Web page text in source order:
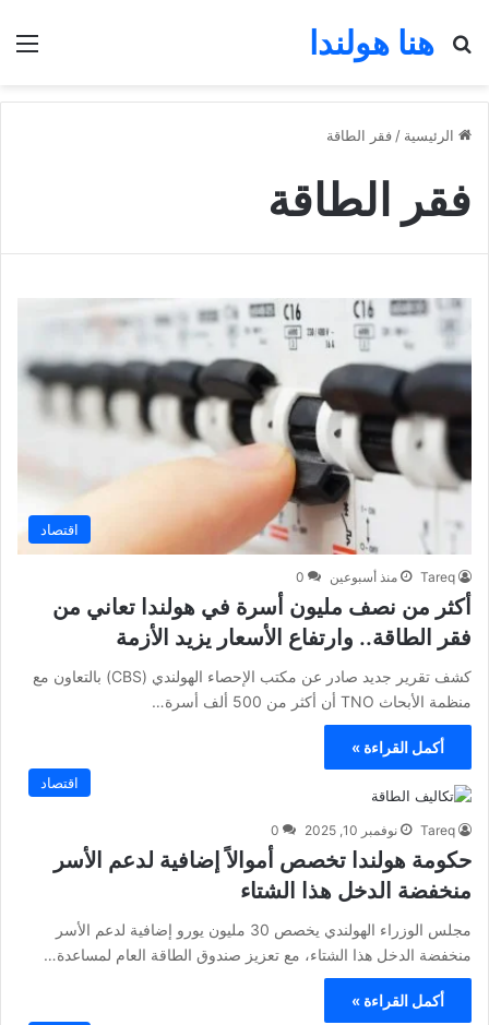
هنا هولندا
بحث عن
الرئيسية / فقر الطاقة
فقر الطاقة
اقتصاد
Tareq منذ أسبوعين 0
أكثر من نصف مليون أسرة في هولندا تعاني من
فقر الطاقة.. وارتفاع الأسعار يزيد الأزمة
كشف تقرير جديد صادر عن مكتب الإحصاء الهولندي (CBS) بالتعاون مع
منظمة الأبحاث TNO أن أكثر من 500 ألف أسرة…
أكمل القراءة »
اقتصاد
Tareq نوفمبر 10, 2025 0
حكومة هولندا تخصص أموالاً إضافية لدعم الأسر
منخفضة الدخل هذا الشتاء
مجلس الوزراء الهولندي يخصص 30 مليون يورو إضافية لدعم الأسر
منخفضة الدخل هذا الشتاء، مع تعزيز صندوق الطاقة العام لمساعدة…
أكمل القراءة »